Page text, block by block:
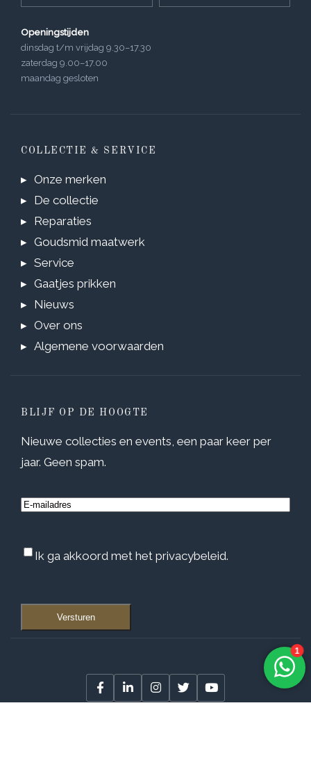
Openingstijden
dinsdag t/m vrijdag 9.30–17.30
zaterdag 9.00–17.00
maandag gesloten
COLLECTIE & SERVICE
Onze merken
De collectie
Reparaties
Goudsmid maatwerk
Service
Gaatjes prikken
Nieuws
Over ons
Algemene voorwaarden
BLIJF OP DE HOOGTE
Nieuwe collecties en events, een paar keer per
jaar. Geen spam.
E-
Instemming
Ik ga akkoord met het privacybeleid.
Versturen